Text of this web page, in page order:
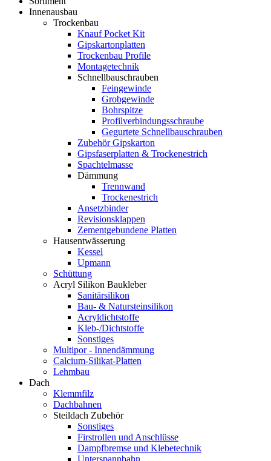
Innenausbau
Trockenbau
Knauf Pocket Kit
Gipskartonplatten
Trockenbau Profile
Montagetechnik
Schnellbauschrauben
Feingewinde
Grobgewinde
Bohrspitze
Profilverbindungsschraube
Gegurtete Schnellbauschrauben
Zubehör Gipskarton
Gipsfaserplatten & Trockenestrich
Spachtelmasse
Dämmung
Trennwand
Trockenestrich
Ansetzbinder
Revisionsklappen
Zementgebundene Platten
Hausentwässerung
Kessel
Upmann
Schüttung
Acryl Silikon Baukleber
Sanitärsilikon
Bau- & Natursteinsilikon
Acryldichtstoffe
Kleb-/Dichtstoffe
Sonstiges
Multipor - Innendämmung
Calcium-Silikat-Platten
Lehmbau
Dach
Klemmfilz
Dachbahnen
Steildach Zubehör
Sonstiges
Firstrollen und Anschlüsse
Dampfbremse und Klebetechnik
Unterspannbahn